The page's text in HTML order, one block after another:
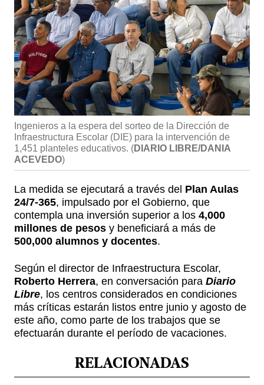
Ingenieros a la espera del sorteo de la Dirección de
Infraestructura Escolar (DIE) para la intervención de
1,451 planteles educativos. (DIARIO LIBRE/DANIA
ACEVEDO)
La medida se ejecutará a través del Plan Aulas
24/7-365, impulsado por el Gobierno, que
contempla una inversión superior a los 4,000
millones de pesos y beneficiará a más de
500,000 alumnos y docentes.
Según el director de Infraestructura Escolar,
Roberto Herrera, en conversación para Diario
Libre, los centros considerados en condiciones
más críticas estarán listos entre junio y agosto de
este año, como parte de los trabajos que se
efectuarán durante el período de vacaciones.
RELACIONADAS